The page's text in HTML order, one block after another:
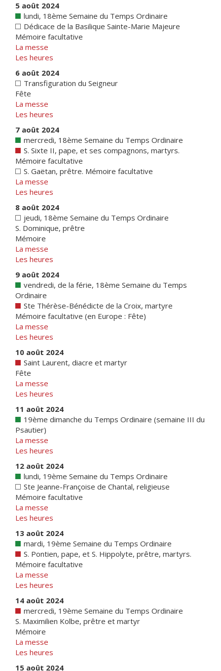
5 août 2024
lundi, 18ème Semaine du Temps Ordinaire
Dédicace de la Basilique Sainte-Marie Majeure
Mémoire facultative
La messe
Les heures
6 août 2024
Transfiguration du Seigneur
Fête
La messe
Les heures
7 août 2024
mercredi, 18ème Semaine du Temps Ordinaire
S. Sixte II, pape, et ses compagnons, martyrs.
Mémoire facultative
S. Gaëtan, prêtre. Mémoire facultative
La messe
Les heures
8 août 2024
jeudi, 18ème Semaine du Temps Ordinaire
S. Dominique, prêtre
Mémoire
La messe
Les heures
9 août 2024
vendredi, de la férie, 18ème Semaine du Temps
Ordinaire
Ste Thérèse-Bénédicte de la Croix, martyre
Mémoire facultative (en Europe : Fête)
La messe
Les heures
10 août 2024
Saint Laurent, diacre et martyr
Fête
La messe
Les heures
11 août 2024
19ème dimanche du Temps Ordinaire (semaine III du
Psautier)
La messe
Les heures
12 août 2024
lundi, 19ème Semaine du Temps Ordinaire
Ste Jeanne-Françoise de Chantal, religieuse
Mémoire facultative
La messe
Les heures
13 août 2024
mardi, 19ème Semaine du Temps Ordinaire
S. Pontien, pape, et S. Hippolyte, prêtre, martyrs.
Mémoire facultative
La messe
Les heures
14 août 2024
mercredi, 19ème Semaine du Temps Ordinaire
S. Maximilien Kolbe, prêtre et martyr
Mémoire
La messe
Les heures
15 août 2024